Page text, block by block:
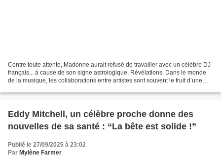
Contre toute attente, Madonne aurait refusé de travailler avec un célèbre DJ
français... à cause de son signe astrologique. Révélations. Dans le monde
de la musique, les collaborations entre artistes sont souvent le fruit d’une
Eddy Mitchell, un célèbre proche donne des
nouvelles de sa santé : “La bête est solide !”
Publié le 27/09/2025 à 23:02
Par Mylène Farmer